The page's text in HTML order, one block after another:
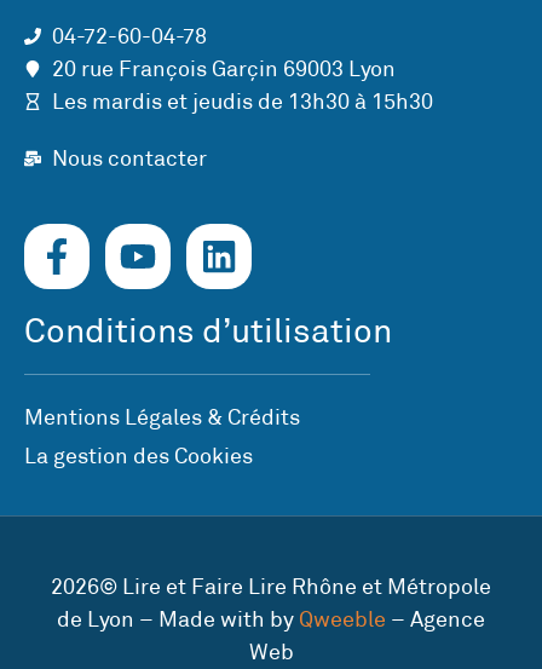
04-72-60-04-78
20 rue François Garçin 69003 Lyon
Les mardis et jeudis de 13h30 à 15h30
Nous contacter
Conditions d’utilisation
Mentions Légales & Crédits
La gestion des Cookies
2026© Lire et Faire Lire Rhône et Métropole
de Lyon – Made with by Qweeble – Agence
Web